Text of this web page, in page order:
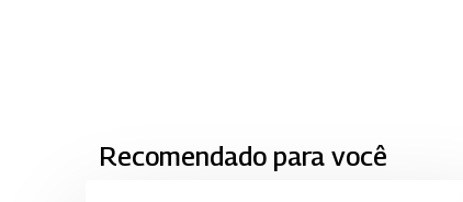
Recomendado para você